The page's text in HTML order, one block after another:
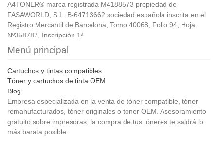
A4TONER® marca registrada M4188573 propiedad de
FASAWORLD, S.L. B-64713662 sociedad española inscrita en el
Registro Mercantil de Barcelona, Tomo 40068, Folio 94, Hoja
Nº358787, Inscripción 1ª
Menú principal
Cartuchos y tintas compatibles
Tóner y cartuchos de tinta OEM
Blog
Empresa especializada en la venta de tóner compatible, tóner
remanufacturados, tóner originales o tóner OEM. Asesoramiento
gratuito sobre impresoras, la compra de tus tóneres te saldrá lo
más barata posible.